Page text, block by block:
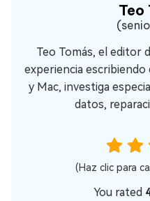
Teo
Teo Tomás, el editor
experiencia
y Mac, investiga
datos,
(Haz clic para
You rated